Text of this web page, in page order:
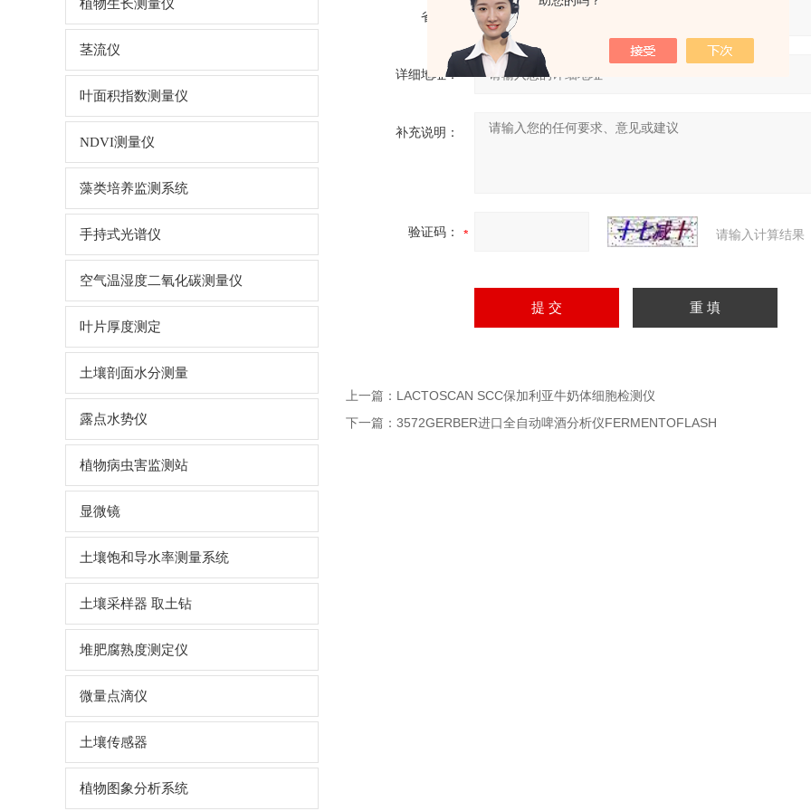
植物生长测量仪
茎流仪
叶面积指数测量仪
NDVI测量仪
藻类培养监测系统
手持式光谱仪
空气温湿度二氧化碳测量仪
叶片厚度测定
土壤剖面水分测量
露点水势仪
植物病虫害监测站
显微镜
土壤饱和导水率测量系统
土壤采样器 取土钻
堆肥腐熟度测定仪
微量点滴仪
土壤传感器
植物图象分析系统
省份：
详细地址：
补充说明：
验证码： 请输入计算结果
上一篇： LACTOSCAN SCC保加利亚牛奶体细胞检测仪
下一篇： 3572GERBER进口全自动啤酒分析仪FERMENTOFLASH